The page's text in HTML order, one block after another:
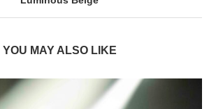
YOU MAY ALSO LIKE